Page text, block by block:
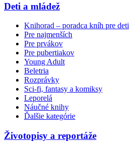
Deti a mládež
Knihorad – poradca kníh pre deti
Pre najmenších
Pre prvákov
Pre pubertiakov
Young Adult
Beletria
Rozprávky
Sci-fi, fantasy a komiksy
Leporelá
Náučné knihy
Ďalšie kategórie
Životopisy a reportáže